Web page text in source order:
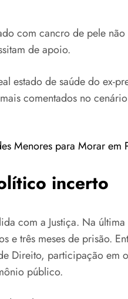
com cancro de pele não
de apoio.
estado de saúde do ex-
comentados no
Menores para Morar em
incerto
com a Justiça. Na
e três meses de prisão.
Direito, participação em
público.